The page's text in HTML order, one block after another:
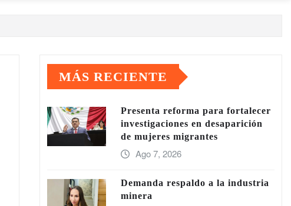
MÁS RECIENTE
Presenta reforma para fortalecer
investigaciones en desaparición
de mujeres migrantes
Ago 7, 2026
Demanda respaldo a la industria
minera